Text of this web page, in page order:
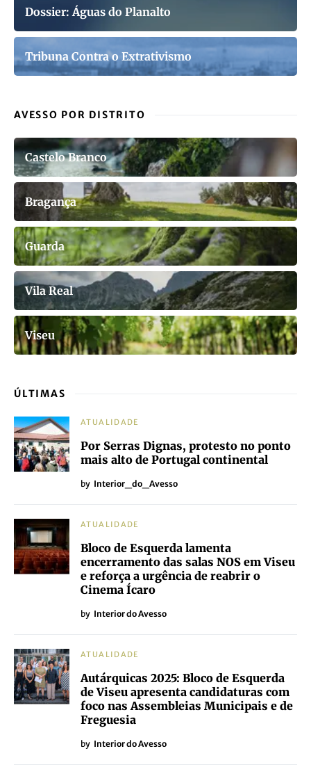
Dossier: Águas do Planalto
Tribuna Contra o Extrativismo
AVESSO POR DISTRITO
Castelo Branco
Bragança
Guarda
Vila Real
Viseu
ÚLTIMAS
ATUALIDADE
Por Serras Dignas, protesto no ponto
mais alto de Portugal continental
by Interior_do_Avesso
ATUALIDADE
Bloco de Esquerda lamenta
encerramento das salas NOS em Viseu
e reforça a urgência de reabrir o
Cinema Ícaro
by Interior do Avesso
ATUALIDADE
Autárquicas 2025: Bloco de Esquerda
de Viseu apresenta candidaturas com
foco nas Assembleias Municipais e de
Freguesia
by Interior do Avesso